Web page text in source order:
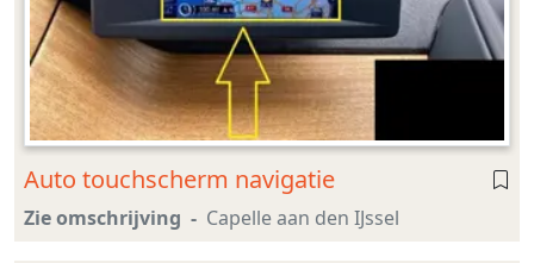
Auto touchscherm navigatie
Zie omschrijving Capelle aan den IJssel